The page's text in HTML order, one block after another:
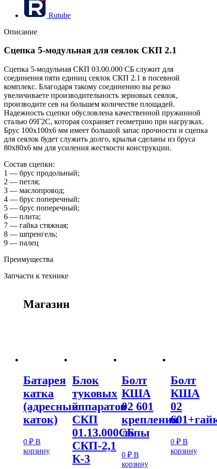
Rutube
Описание
Сцепка 5-модульная для сеялок СКП 2.1
Сцепка 5-модульная СКП 03.00.000 СБ служит для
соединения пяти единиц сеялок СКП 2.1 в посевной
комплекс. Благодаря такому соединению вы резко
увеличиваете производительность зерновых сеялок,
производите сев на большем количестве площадей.
Надежность сцепки обусловлена качественной пружинной
сталью 09Г2С, которая сохраняет геометрию при нагрузках.
Брус 100х100х6 мм имеет большой запас прочности и сцепка
для сеялок будет служить долго, крылья сделаны из бруса
80х80х6 мм для усиления жесткости конструкции.
Состав сцепки:
1 — брус продольный;
2 — петля;
3 — маслопровод;
4 — брус поперечный;
5 — брус поперечный;
6 — плита;
7 — гайка стяжная;
8 — шпренгель;
9 — палец
Преимущества
Запчасти к технике
Магазин
Батарея
катка
(адресный
каток)
0 ₽ В
корзину
Блок
туковых
аппаратов
СКП
01.13.000СБ
СКП-2,1
К-3
Болт
КША
02 601
крепления
лапы
0 ₽ В
корзину
Болт
КША
02
0 ₽ В
корзину